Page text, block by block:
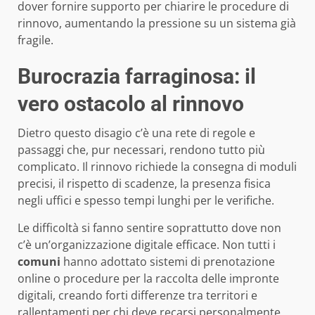
dover fornire supporto per chiarire le procedure di
rinnovo, aumentando la pressione su un sistema già
fragile.
Burocrazia farraginosa: il
vero ostacolo al rinnovo
Dietro questo disagio c’è una rete di regole e
passaggi che, pur necessari, rendono tutto più
complicato. Il rinnovo richiede la consegna di moduli
precisi, il rispetto di scadenze, la presenza fisica
negli uffici e spesso tempi lunghi per le verifiche.
Le difficoltà si fanno sentire soprattutto dove non
c’è un’organizzazione digitale efficace. Non tutti i
comuni hanno adottato sistemi di prenotazione
online o procedure per la raccolta delle impronte
digitali, creando forti differenze tra territori e